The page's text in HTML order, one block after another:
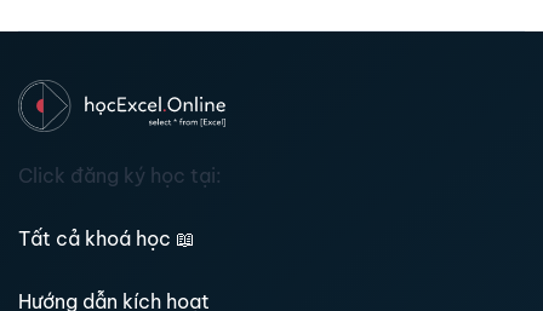
Click đăng ký học tại:
Tất cả khoá học 📖
Hướng dẫn kích hoạt